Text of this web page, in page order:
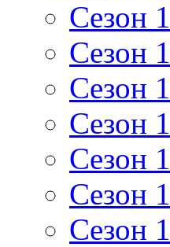
Сезон
Сезон
Сезон
Сезон
Сезон
Сезон
Сезон